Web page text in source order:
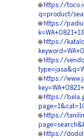
🌐 https://
q=product/
🌐 https://
🌐 https://
🌐 https://
🌐 https://
🌐 https://
🌐 https://
🌐 https://